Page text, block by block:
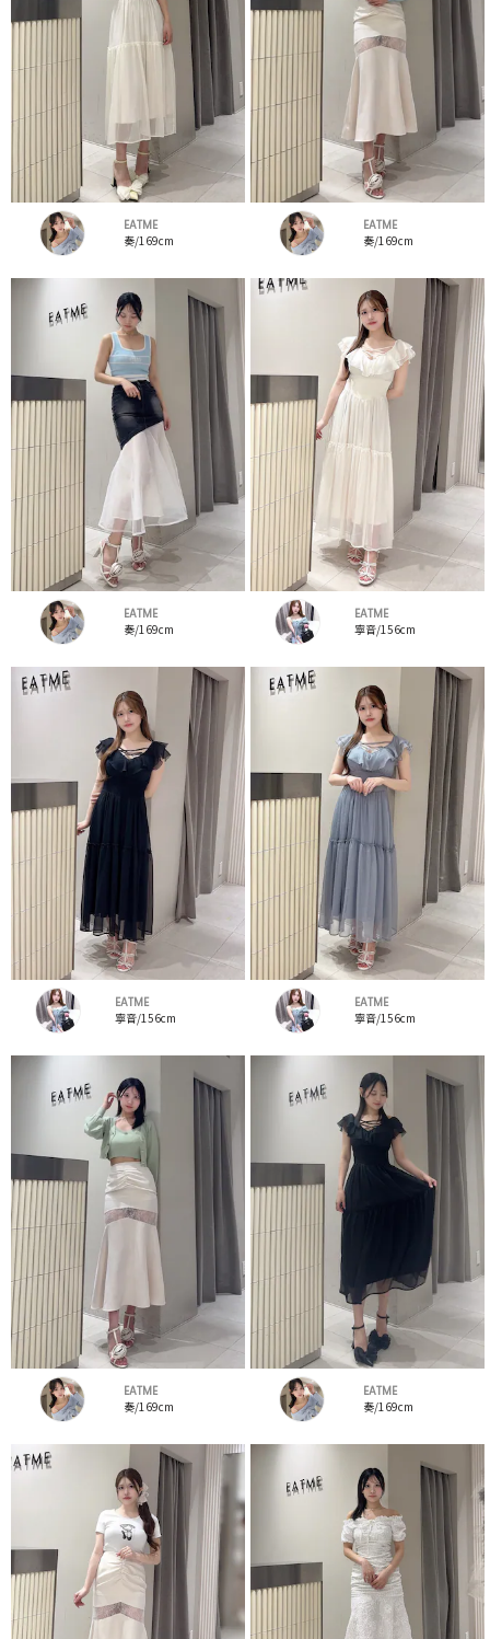
EATME
奏/169cm
EATME
奏/169cm
EATME
奏/169cm
EATME
寧音/156cm
EATME
寧音/156cm
EATME
寧音/156cm
EATME
奏/169cm
EATME
奏/169cm